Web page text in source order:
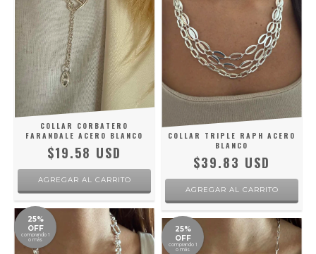
COLLAR CORBATERO
FARANDALE ACERO BLANCO
$19.58 USD
COLLAR TRIPLE RAPH ACERO
BLANCO
$39.83 USD
25%
OFF
comprando 1
o más
25%
OFF
comprando 1
o más